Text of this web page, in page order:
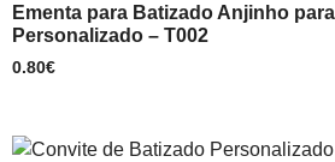
Ementa para Batizado Anjinho
Personalizado – T002
0.80€